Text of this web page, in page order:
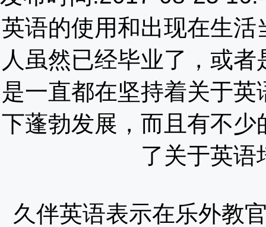
英语的使用和出现在生
人虽然已经毕业了，或
是一直都在坚持着关于
下蓬勃发展，而且有不
了关于英语
久伴英语表示在乐外教